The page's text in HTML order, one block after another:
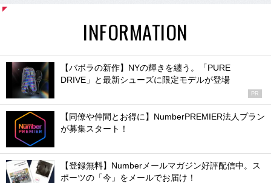
INFORMATION
【バボラの新作】NYの輝きを纏う。「PURE
DRIVE」と最新シューズに限定モデルが登場
PR
【同僚や仲間とお得に】NumberPREMIER法人プラン
が募集スタート！
【登録無料】Numberメールマガジン好評配信中。ス
ポーツの「今」をメールでお届け！